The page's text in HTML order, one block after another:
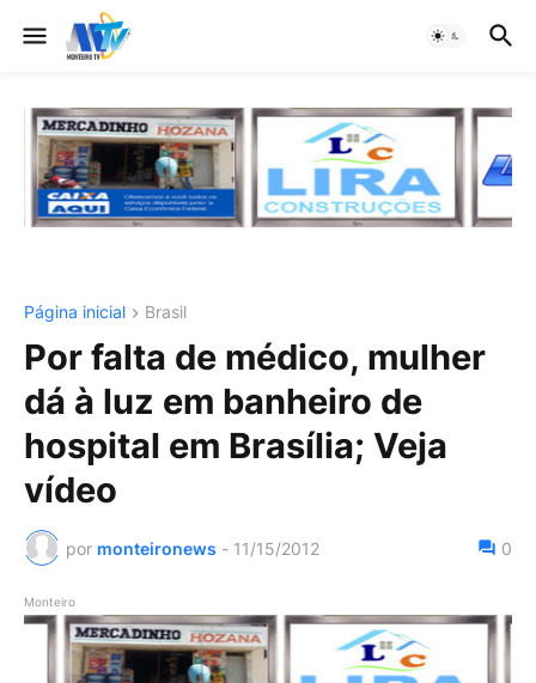
Página inicial Brasil
Por falta de médico, mulher
dá à luz em banheiro de
hospital em Brasília; Veja
vídeo
por monteironews - 11/15/2012 0
Monteiro